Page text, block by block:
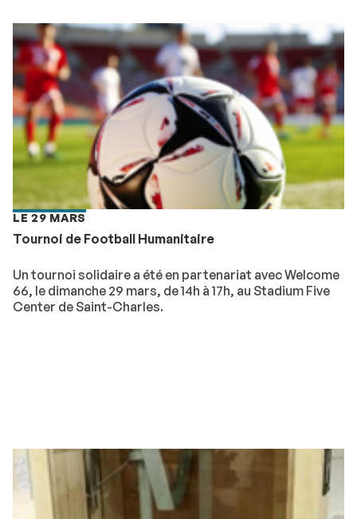
LE 29 MARS
Tournoi de Football Humanitaire
Un tournoi solidaire a été en partenariat avec Welcome
66, le dimanche 29 mars, de 14h à 17h, au Stadium Five
Center de Saint-Charles.